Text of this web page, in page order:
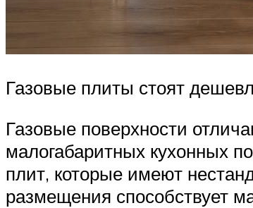
Газовые плиты стоят
Газовые поверхности
малогабаритных кухонных
плит, которые имеют
размещения способствует